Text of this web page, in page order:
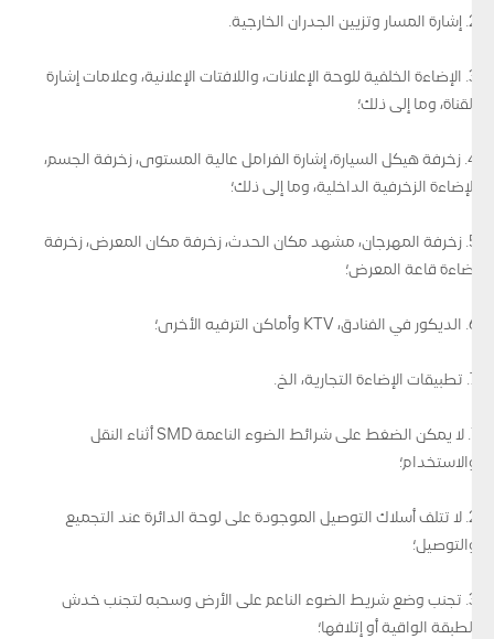
3. الإضاءة الخلفية للوحة الإعلانات، واللافتات الإعلانية، وعلامات إشارة
القناة، وما إلى ذلك؛
4. زخرفة هيكل السيارة، إشارة الفرامل عالية المستوى، زخرفة الجسم،
الإضاءة الزخرفية الداخلية، وما إلى ذلك؛
5. زخرفة المهرجان، مشهد مكان الحدث، زخرفة مكان المعرض، زخرفة
إضاءة قاعة المعرض؛
1. لا يمكن الضغط على شرائط الضوء الناعمة SMD أثناء النقل
والاستخدام؛
2. لا تتلف أسلاك التوصيل الموجودة على لوحة الدائرة عند التجميع
والتوصيل؛
3. تجنب وضع شريط الضوء الناعم على الأرض وسحبه لتجنب خدش
الطبقة الواقية أو إتلافها؛